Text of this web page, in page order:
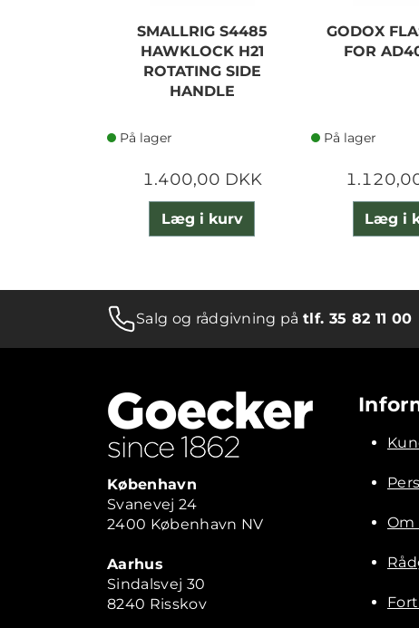
SMALLRIG S4485
HAWKLOCK H21
ROTATING SIDE
HANDLE
På lager
1.400,00 DKK
Læg i kurv
GODOX
FOR
På lager
Læg i
Salg og rådgivning påtlf. 35 82 11 00
København
Svanevej 24
2400 København NV
Aarhus
Sindalsvej 30
8240 Risskov
Om